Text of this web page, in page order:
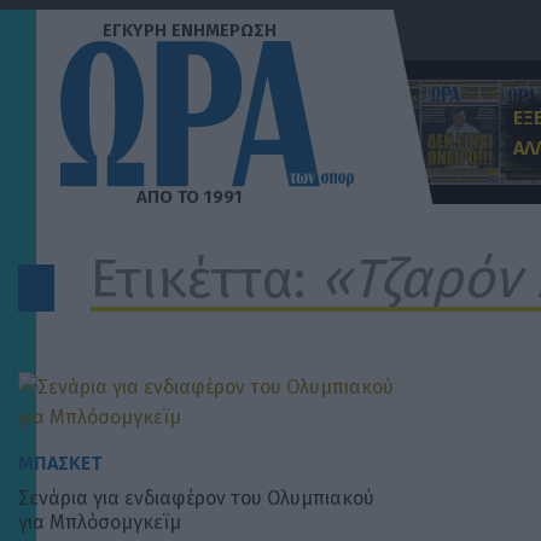
Μετάβαση
περιεχόμενο
Ετικέττα:
ΜΠΑΣΚΕΤ
Σενάρια για ενδιαφέρον του Ολυμπιακού
για Μπλόσομγκεϊμ